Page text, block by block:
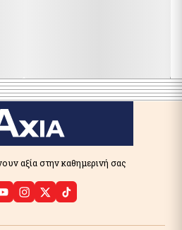
αξία στην καθημερινή σας